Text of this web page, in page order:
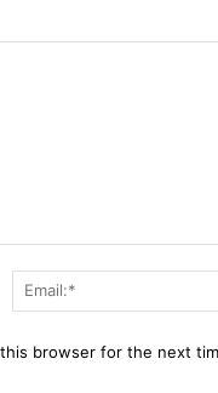
browser for the next